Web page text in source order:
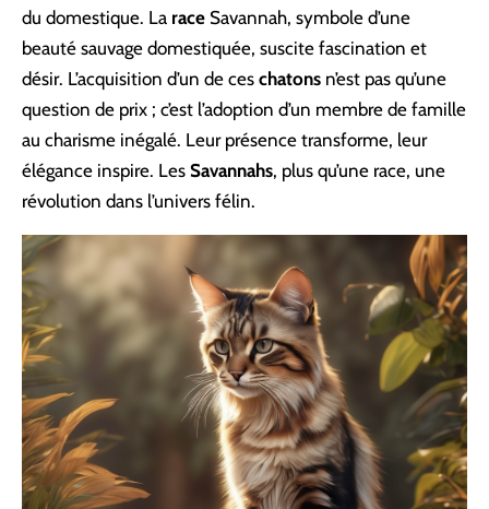
du domestique. La race Savannah, symbole d’une
beauté sauvage domestiquée, suscite fascination et
désir. L’acquisition d’un de ces chatons n’est pas qu’une
question de prix ; c’est l’adoption d’un membre de famille
au charisme inégalé. Leur présence transforme, leur
élégance inspire. Les Savannahs, plus qu’une race, une
révolution dans l’univers félin.